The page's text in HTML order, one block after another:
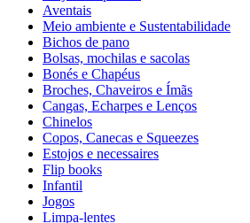
Aventais
Meio ambiente e Sustentabilidade
Bichos de pano
Bolsas, mochilas e sacolas
Bonés e Chapéus
Broches, Chaveiros e Ímãs
Cangas, Echarpes e Lenços
Chinelos
Copos, Canecas e Squeezes
Estojos e necessaires
Flip books
Infantil
Jogos
Limpa-lentes